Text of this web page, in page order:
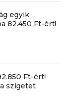
egyik
82.450 Ft-ért!
Ft-ért!
szigetet